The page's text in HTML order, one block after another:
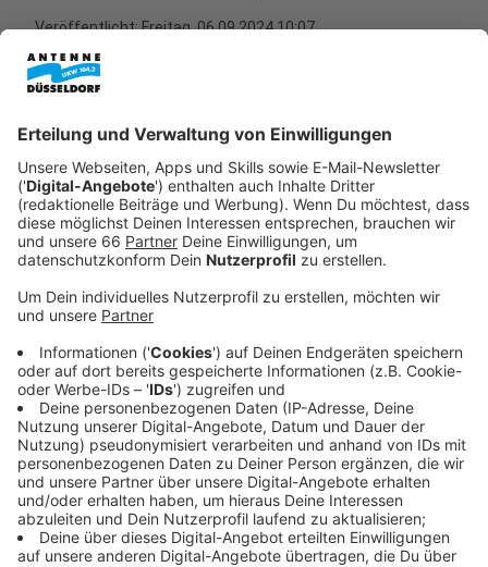
Veröffentlicht:Freitag, 06.09.2024 10:07
Anzeige
Der Ernstfall wird am 12. September geübt. Sirenen
werden betätigt. Die Warn-App NINA schlägt an,
genauso Katwarn. Und auch das nun in 2023
eingeführte Cell Broadcast-System wird sich
bemerkbar machen. Auch wir im Radio sind teil der
Warnkette. Zum Glück alles nur als Probe und nur für
wenige Minuten ab 11 Uhr. Trotz alledem ist der
bundesweite Warntag von Bedeutung. Schließlich lief
in der Vergangenheit bei Probealarmen nicht alles rund
- außerdem wurden nicht alle Menschen damit
erreicht.
Anzeige
Warum gibt es Warntage überhaupt?